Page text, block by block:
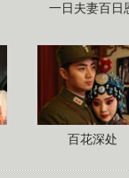
一日夫妻百日
百花深处